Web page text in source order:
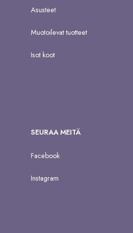
Asusteet
Muotoilevat tuotteet
Isot koot
SEURAA MEITÄ
Facebook
Instagram